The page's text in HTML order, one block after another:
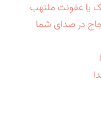
یا عفونت ملتهب
در صدای شما